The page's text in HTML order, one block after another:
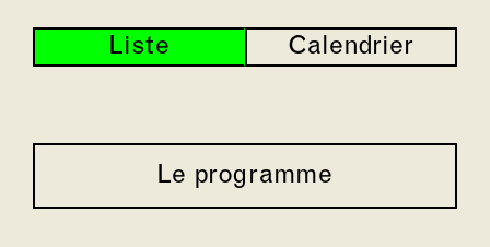
Liste Calendrier
Le programme